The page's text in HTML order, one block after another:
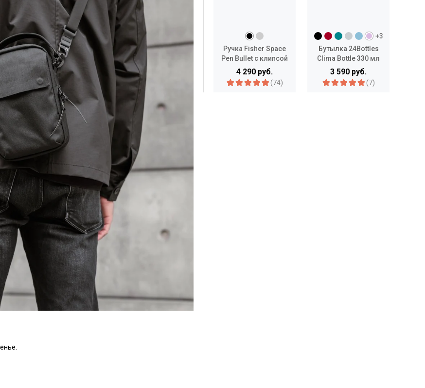
Ручка Fisher Space
Pen Bullet с клипсой
4 290 руб.
(74)
+3
Бутылка 24Bottles
Clima Bottle 330 мл
3 590 руб.
(7)